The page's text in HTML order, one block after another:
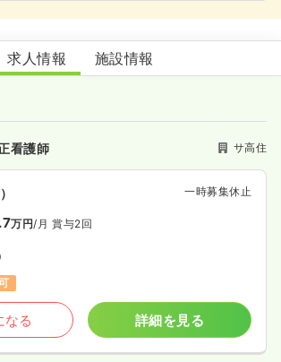
サービス付き高齢者向け住宅 浜ゆり
求人情報 施設情報
看護師 サ高住
一時募集休止
万円/月 賞与2回
なる 詳細を見る